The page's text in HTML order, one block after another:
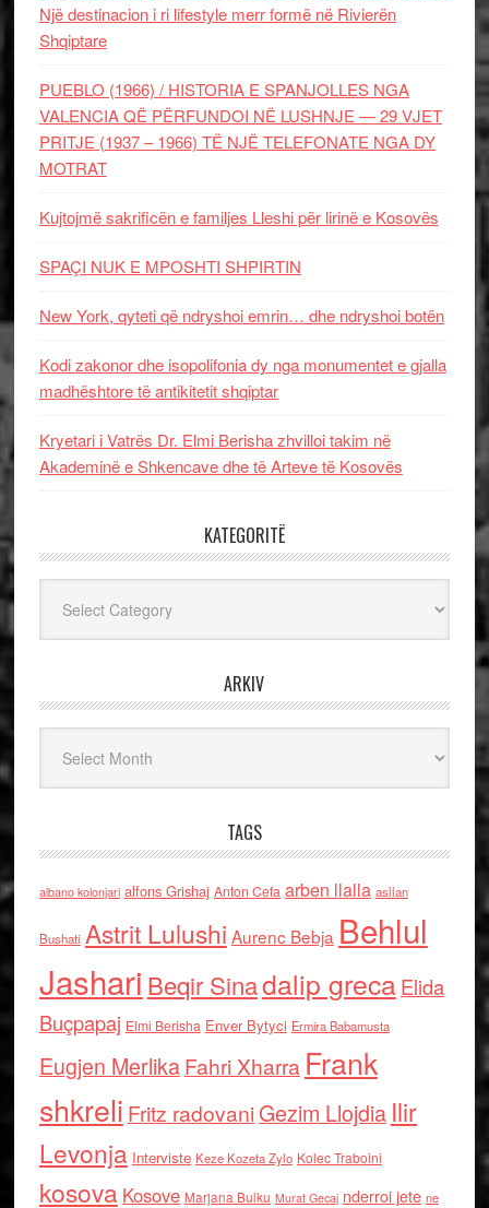
Një destinacion i ri lifestyle merr formë në Rivierën
Shqiptare
PUEBLO (1966) / HISTORIA E SPANJOLLES NGA
VALENCIA QË PËRFUNDOI NË LUSHNJE — 29 VJET
PRITJE (1937 – 1966) TË NJË TELEFONATE NGA DY
MOTRAT
Kujtojmë sakrificën e familjes Lleshi për lirinë e Kosovës
SPAÇI NUK E MPOSHTI SHPIRTIN
New York, qyteti që ndryshoi emrin… dhe ndryshoi botën
Kodi zakonor dhe isopolifonia dy nga monumentet e gjalla
madhështore të antikitetit shqiptar
Kryetari i Vatrës Dr. Elmi Berisha zhvilloi takim në
Akademinë e Shkencave dhe të Arteve të Kosovës
KATEGORITË
ARKIV
TAGS
albano kolonjari alfons Grishaj Anton Cefa arben llalla asllan
Bushati Astrit Lulushi Aurenc Bebja Behlul
Jashari Beqir Sinadalip grecaElida
Buçpapaj Elmi Berisha Enver Bytyci Ermira Babamusta
Eugjen MerlikaFahri Xharra Frank
shkreli Fritz radovaniGezim Llojdia Ilir
Levonja Interviste Keze Kozeta Zylo Kolec Traboini
kosova Kosove Marjana Bulku Murat Gecaj nderroi jete ne